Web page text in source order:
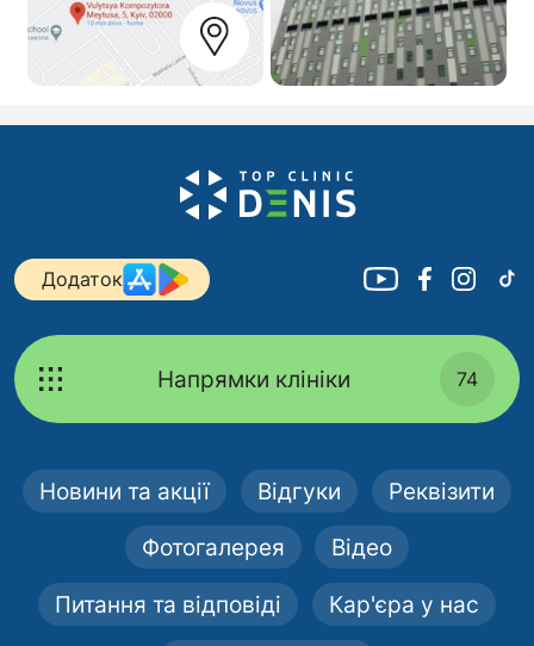
Додаток
Напрямки клініки 74
Новини та акції Відгуки Реквізити
Фотогалерея Відео
Питання та відповіді Кар'єра у нас